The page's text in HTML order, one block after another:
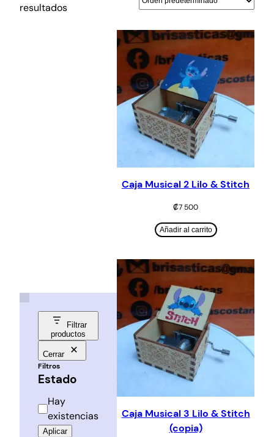
resultados
Filtrar
productos
Cerrar
Filtros
Estado
Estado
Hay
existencias
Aplicar
Caja Musical 2 Lilo & Stitch
₡7 500
Añadir al carrito
Caja Musical 3 Lilo & Stitch
(copia)